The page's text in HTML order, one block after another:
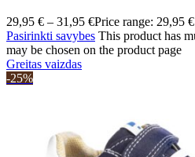
29,95 € – 31,95 €Price range: 29,95
Pasirinkti savybes This product has
may be chosen on the product page
Greitas vaizdas
-25%